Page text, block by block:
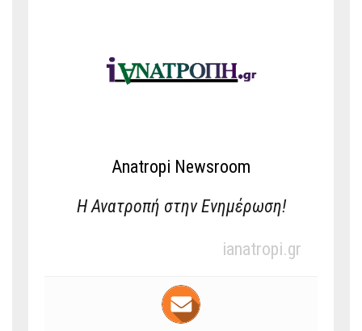
Anatropi Newsroom
Η Ανατροπή στην Ενημέρωση!
ianatropi.gr